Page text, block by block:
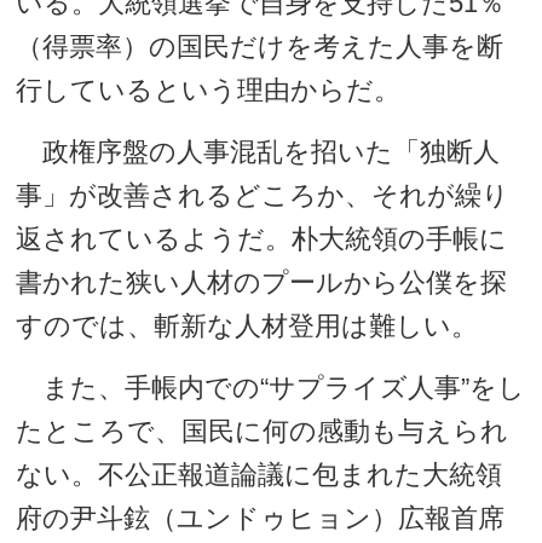
（得票率）の国民だけを考えた人事を断
行しているという理由からだ。
政権序盤の人事混乱を招いた「独断人
事」が改善されるどころか、それが繰り
返されているようだ。朴大統領の手帳に
書かれた狭い人材のプールから公僕を探
すのでは、斬新な人材登用は難しい。
また、手帳内での“サプライズ人事”をし
たところで、国民に何の感動も与えられ
ない。不公正報道論議に包まれた大統領
府の尹斗鉉（ユンドゥヒョン）広報首席